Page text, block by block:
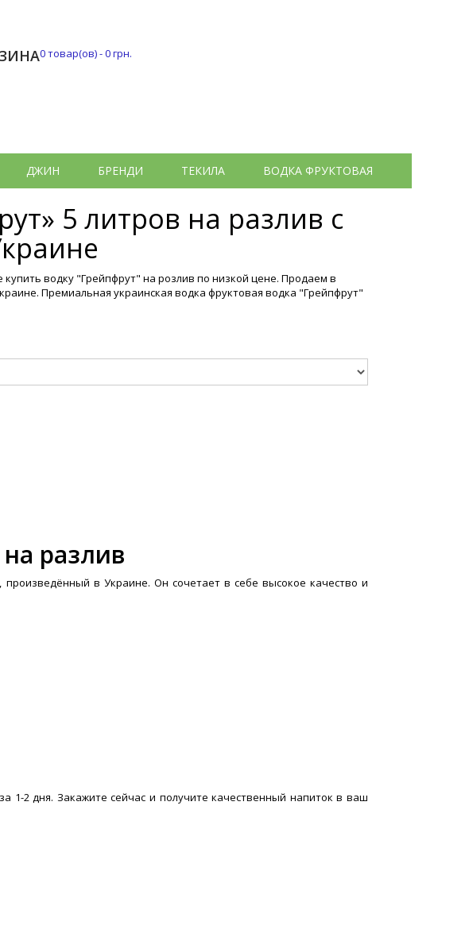
0товар(ов) -0 грн.
ДЖИН БРЕНДИ ТЕКИЛА ВОДКА ФРУКТОВАЯ
5 литров на разлив с
водку "Грейпфрут" на розлив по низкой цене. Продаем в
Премиальная украинская водка фруктовая водка "Грейпфрут"
разлив
в Украине. Он сочетает в себе высокое качество и
2 дня. Закажите сейчас и получите качественный напиток в ваш